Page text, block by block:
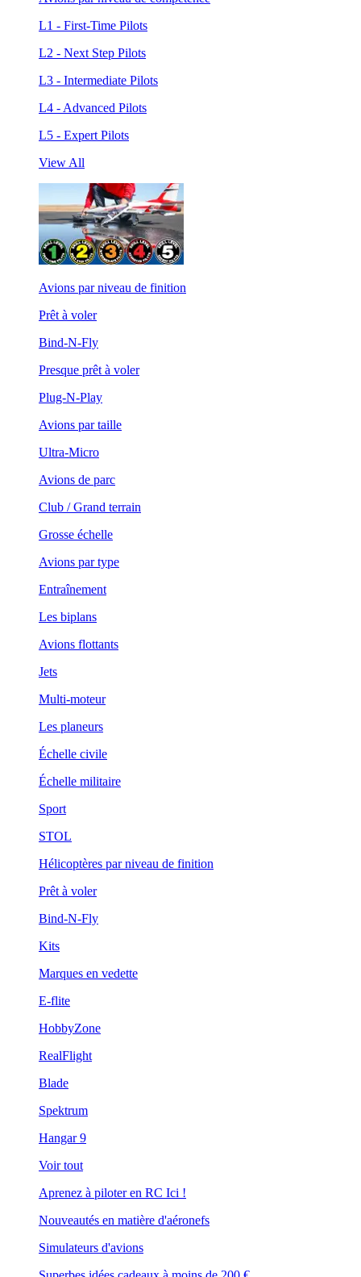
L1 - First-Time Pilots
L2 - Next Step Pilots
L3 - Intermediate Pilots
L4 - Advanced Pilots
L5 - Expert Pilots
View All
Avions par niveau de finition
Prêt à voler
Bind-N-Fly
Presque prêt à voler
Plug-N-Play
Avions par taille
Ultra-Micro
Avions de parc
Club / Grand terrain
Grosse échelle
Avions par type
Entraînement
Les biplans
Avions flottants
Jets
Multi-moteur
Les planeurs
Échelle civile
Échelle militaire
Sport
STOL
Hélicoptères par niveau de finition
Prêt à voler
Bind-N-Fly
Kits
Marques en vedette
E-flite
HobbyZone
RealFlight
Blade
Spektrum
Hangar 9
Voir tout
Aprenez à piloter en RC Ici !
Nouveautés en matière d'aéronefs
Simulateurs d'avions